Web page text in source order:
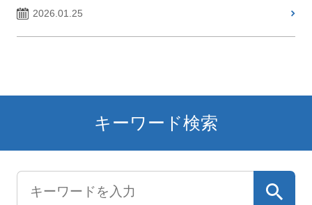
2026.01.25
キーワード検索